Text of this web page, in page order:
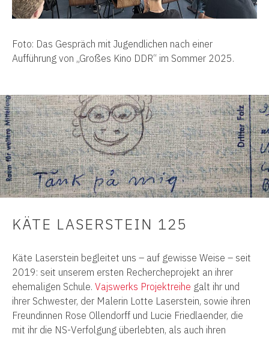
Foto: Das Gespräch mit Jugendlichen nach einer
Aufführung von „Großes Kino DDR“ im Sommer 2025.
KÄTE LASERSTEIN 125
Käte Laserstein begleitet uns – auf gewisse Weise – seit
2019: seit unserem ersten Rechercheprojekt an ihrer
ehemaligen Schule. Vajswerks Projektreihe galt ihr und
ihrer Schwester, der Malerin Lotte Laserstein, sowie ihren
Freundinnen Rose Ollendorff und Lucie Friedlaender, die
mit ihr die NS-Verfolgung überlebten, als auch ihren